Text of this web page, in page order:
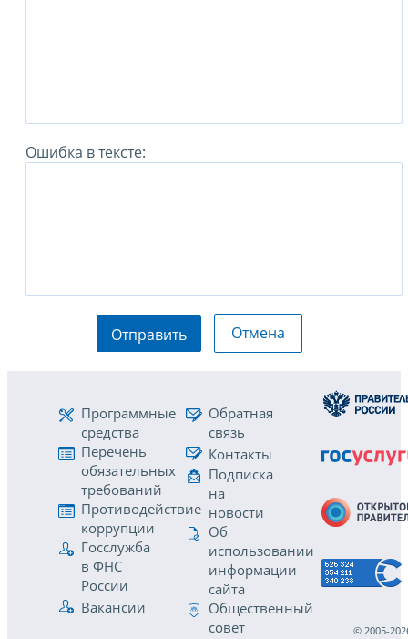
Ошибка в тексте:
Отправить Отмена
Программные
средства
Перечень
обязательных
требований
Противодействие
коррупции
Госслужба
в ФНС
России
Вакансии
Обратная
связь
Контакты
Подписка
на
новости
Об
использовании
информации
сайта
Общественный
совет
© 2005-